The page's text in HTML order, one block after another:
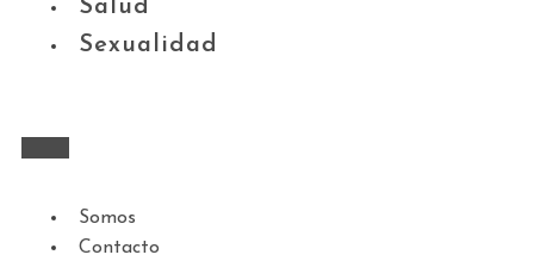
Salud
Sexualidad
Somos
Contacto